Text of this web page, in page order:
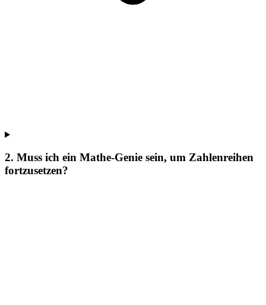
2. Muss ich ein Mathe-Genie sein, um Zahlenreihen
fortzusetzen?